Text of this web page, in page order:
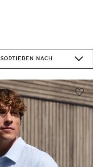
SORTIEREN NACH